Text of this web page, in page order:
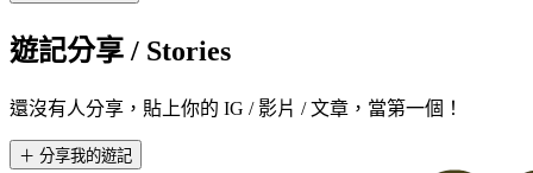
遊記分享 / Stories
還沒有人分享，貼上你的 IG / 影片 / 文章，當第一個！
＋ 分享我的遊記